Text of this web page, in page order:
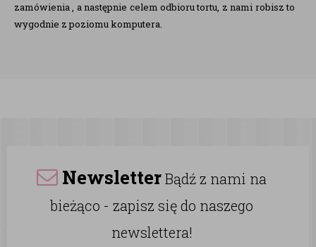
zamówienia , a następnie celem odbioru tortu, z nami robisz to
wygodnie z poziomu komputera.
NewsletterBądź z nami na
bieżąco - zapisz się do naszego
newslettera!